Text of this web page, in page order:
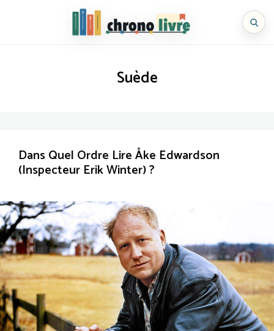
Chronolivre
Suède
Dans Quel Ordre Lire Åke Edwardson
(Inspecteur Erik Winter) ?